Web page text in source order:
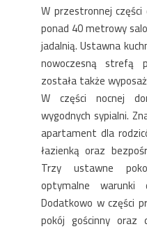
W przestronnej
ponad 40 metrowy
jadalnią. Ustawna
nowoczesną strefą
została także
W części nocnej
wygodnych sypialni.
apartament dla
łazienką oraz
Trzy ustawne
optymalne
Dodatkowo w części
pokój gościnny oraz